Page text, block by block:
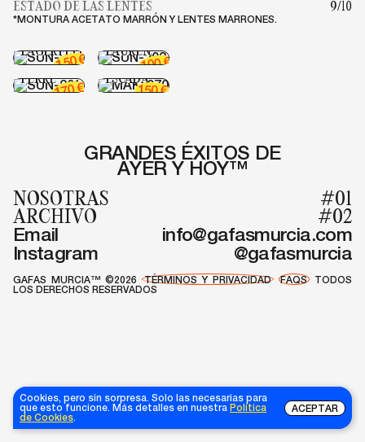
Cookies, pero sin sorpresa. Solo las necesarias para
que esto funcione. Más detalles en nuestra
Política
de Cookies
ACEPTAR
ESTADO DE LAS LENTES
9/10
*MONTURA ACETATO MARRÓN Y LENTES MARRONES.
LAGERFELD
150€
SUN-203
LAUREN
100€
SUN-201
GIANFRANCO
FERRE
170€
MAK-070
ESCADA
150€
GRANDES ÉXITOS DE
AYER Y HOY™
NOSOTRAS
#01
ARCHIVO
#02
Email
info@gafasmurcia.com
Instagram
@gafasmurcia
GAFAS MURCIA™ ©2026 TÉRMINOS Y PRIVACIDAD FAQS TODOS
LOS DERECHOS RESERVADOS